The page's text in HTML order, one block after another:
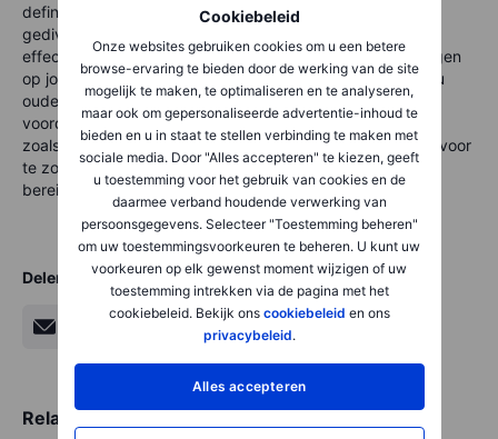
Cookiebeleid
Onze websites gebruiken cookies om u een betere
browse-ervaring te bieden door de werking van de site
mogelijk te maken, te optimaliseren en te analyseren,
maar ook om gepersonaliseerde advertentie-inhoud te
bieden en u in staat te stellen verbinding te maken met
sociale media. Door "Alles accepteren" te kiezen, geeft
u toestemming voor het gebruik van cookies en de
daarmee verband houdende verwerking van
persoonsgegevens. Selecteer "Toestemming beheren"
om uw toestemmingsvoorkeuren te beheren. U kunt uw
voorkeuren op elk gewenst moment wijzigen of uw
toestemming intrekken via de pagina met het
cookiebeleid. Bekijk ons cookiebeleid en ons
privacybeleid.
Alles accepteren
definiëren, uw risicobereidheid te begrijpen en een
gediversifieerde beleggingsstrategie te creëren, kunt u
effectief vermogen opbouwen. Of u nu begint met beleggen
op jonge leeftijd of uw strategie heroverweegt naarmate u
ouder wordt, het is nooit te laat om te profiteren van de
voordelen van beleggen. Overweeg het gebruik van tools
zoals
AutoInvestom het proces te vereenvoudigen en ervoor
te zorgen dat u op koers blijft om uw financiële doelen te
bereiken.
Delen
Related Articles